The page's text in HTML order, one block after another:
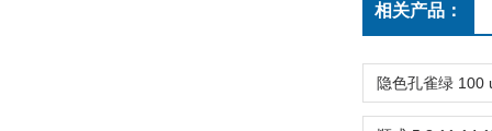
相关产品：